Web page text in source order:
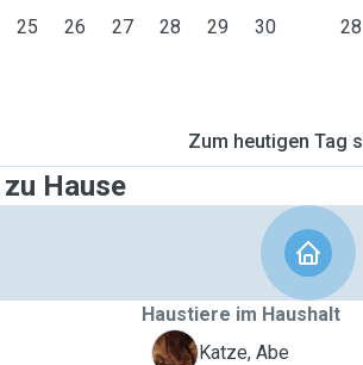
25 26 27 28 29 30 28
Zum heutigen Tag
Hause
Haustiere im Haushalt
A
Katze, Abe